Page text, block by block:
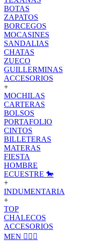
BOTAS
ZAPATOS
BORCEGOS
MOCASINES
SANDALIAS
CHATAS
ZUECO
GUILLERMINAS
ACCESORIOS
+
MOCHILAS
CARTERAS
BOLSOS
PORTAFOLIO
CINTOS
BILLETERAS
MATERAS
FIESTA
HOMBRE
ECUESTRE 🐎
+
INDUMENTARIA
+
TOP
CHALECOS
ACCESORIOS
MEN 🙋🏽‍♂️